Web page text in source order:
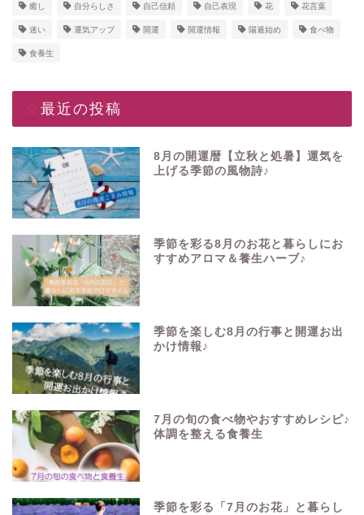
癒し 自分らしさ 自己信頼 自己表現 花 花言葉
迷い 運気アップ 開運 開運情報 陽遁始め 食べ物
食養生
☆最近の投稿
8月の開運暦【立秋と処暑】運気を
上げる季節の風物詩♪
季節を彩る8月のお花と暮らしにお
すすめアロマ＆養生ハーブ♪
季節を楽しむ8月の行事と開運お出
かけ情報♪
7月の旬の食べ物やおすすめレシピ♪
体調を整える食養生
季節を彩る「7月のお花」と暮らし